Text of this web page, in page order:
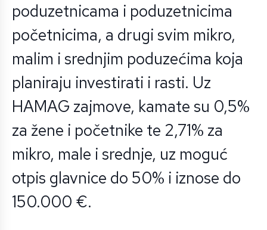
poduzetnicama i poduzetnicima
početnicima, a drugi svim mikro,
malim i srednjim poduzećima koja
planiraju investirati i rasti. Uz
HAMAG zajmove, kamate su 0,5%
za žene i početnike te 2,71% za
mikro, male i srednje, uz moguć
otpis glavnice do 50% i iznose do
150.000 €.